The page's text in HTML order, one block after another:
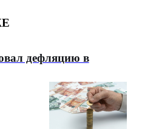
дефляцию в